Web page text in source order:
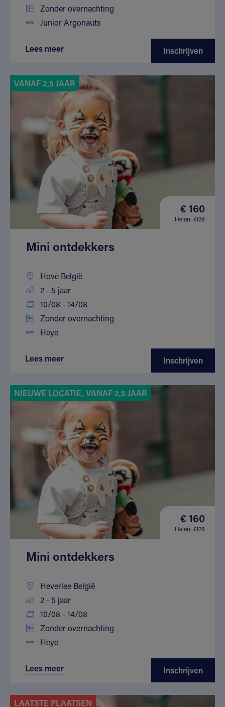
Zonder overnachting
Junior Argonauts
Lees meer Inschrijven
VANAF 2,5 JAAR
€ 160
Helan: €128
Mini ontdekkers
Hove België
2 - 5 jaar
10/08 - 14/08
Zonder overnachting
Heyo
Lees meer Inschrijven
NIEUWE LOCATIE, VANAF 2,5 JAAR
€ 160
Helan: €128
Mini ontdekkers
Heverlee België
2 - 5 jaar
10/08 - 14/08
Zonder overnachting
Heyo
Lees meer Inschrijven
LAATSTE PLAATSEN